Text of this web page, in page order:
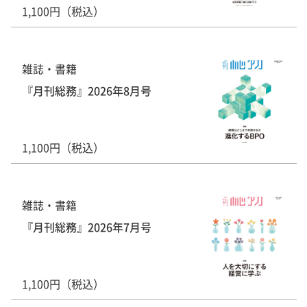
1,100円（税込）
雑誌・書籍
『月刊総務』2026年8月号
1,100円（税込）
雑誌・書籍
『月刊総務』2026年7月号
1,100円（税込）